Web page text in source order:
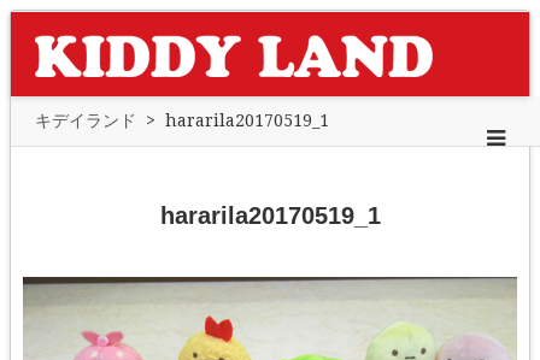
キデイランド > hararila20170519_1
hararila20170519_1